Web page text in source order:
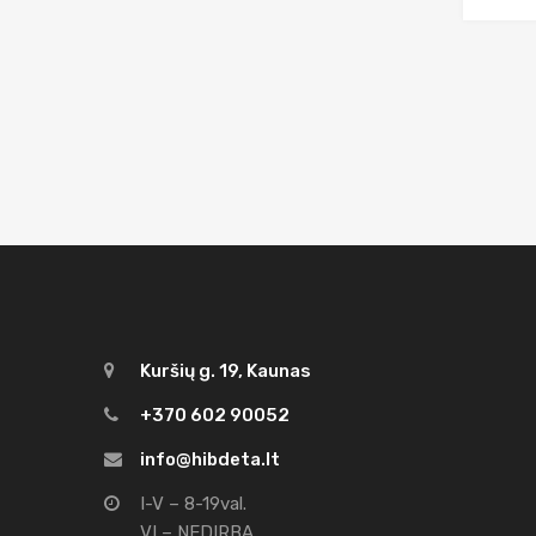
Kuršių g. 19, Kaunas
+370 602 90052
info@hibdeta.lt
I-V – 8-19val.